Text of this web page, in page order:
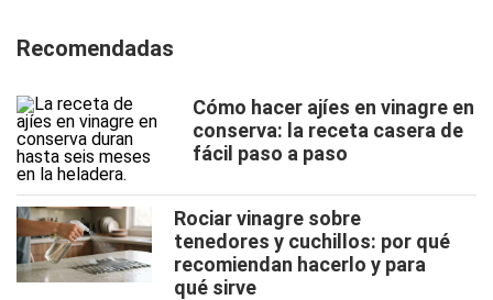
Recomendadas
Cómo hacer ajíes en vinagre en
conserva: la receta casera de
fácil paso a paso
Rociar vinagre sobre
tenedores y cuchillos: por qué
recomiendan hacerlo y para
qué sirve